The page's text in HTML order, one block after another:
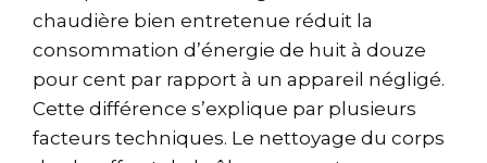
chaudière bien entretenue réduit la
consommation d’énergie de huit à douze
pour cent par rapport à un appareil négligé.
Cette différence s’explique par plusieurs
facteurs techniques. Le nettoyage du corps